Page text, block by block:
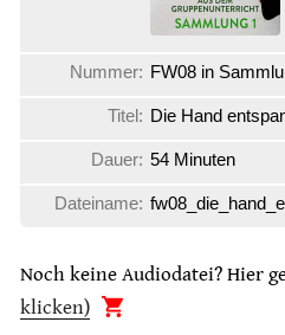
Nummer: FW08 in
Titel: Die Hand
Dauer: 54 Minuten
Dateiname:
Noch keine Audiodatei? Hier
klicken)